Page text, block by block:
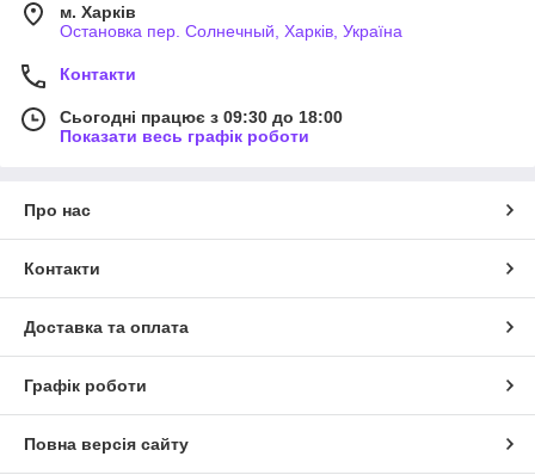
м. Харків
Остановка пер. Солнечный, Харків, Україна
Контакти
Сьогодні працює з 09:30 до 18:00
Показати весь графік роботи
Про нас
Контакти
Доставка та оплата
Графік роботи
Повна версія сайту